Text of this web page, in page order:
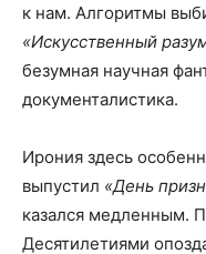
к нам. Алгоритмы
«Искусственный
безумная научная
документалистика.
Ирония здесь
выпустил «День
казался медленным.
Десятилетиями